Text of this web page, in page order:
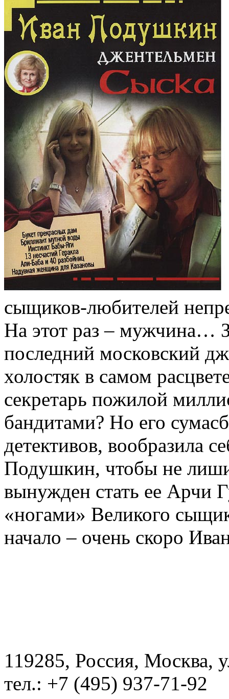
сыщиков-любителей
На этот раз – мужчина…
последний московский
холостяк в самом
секретарь пожилой
бандитами? Но его
детективов, вообразила
Подушкин, чтобы не
вынужден стать ее Арчи
«ногами» Великого
начало – очень скоро
119285, Россия, Москва,
тел.: +7 (495) 937-71-92